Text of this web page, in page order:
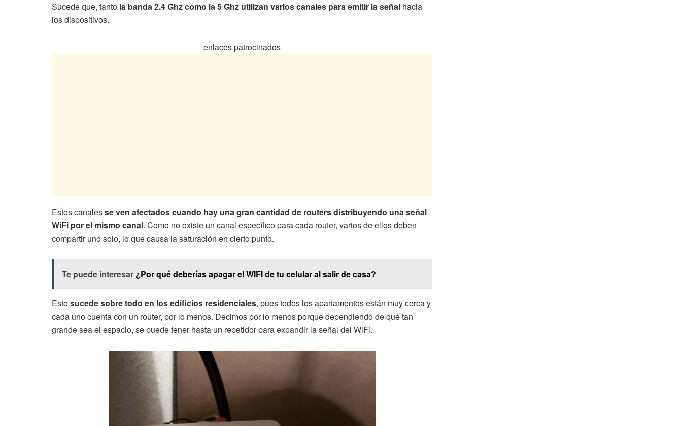
Sucede que, tanto la banda 2.4 Ghz como la 5 Ghz utilizan varios canales para emitir la señal hacia
los dispositivos.
enlaces patrocinados
Estos canalesse ven afectados cuando hay una gran cantidad de routers distribuyendo una señal
WiFi por el mismo canal. Como no existe un canal específico para cada router, varios de ellos deben
compartir uno solo, lo que causa la saturación en cierto punto.
Te puede interesar ¿Por qué deberías apagar el WIFI de tu celular al salir de casa?
Estosucede sobre todo en los edificios residenciales, pues todos los apartamentos están muy cerca y
cada uno cuenta con un router, por lo menos. Decimos por lo menos porque dependiendo de qué tan
grande sea el espacio, se puede tener hasta un repetidor para expandir la señal del WiFi.